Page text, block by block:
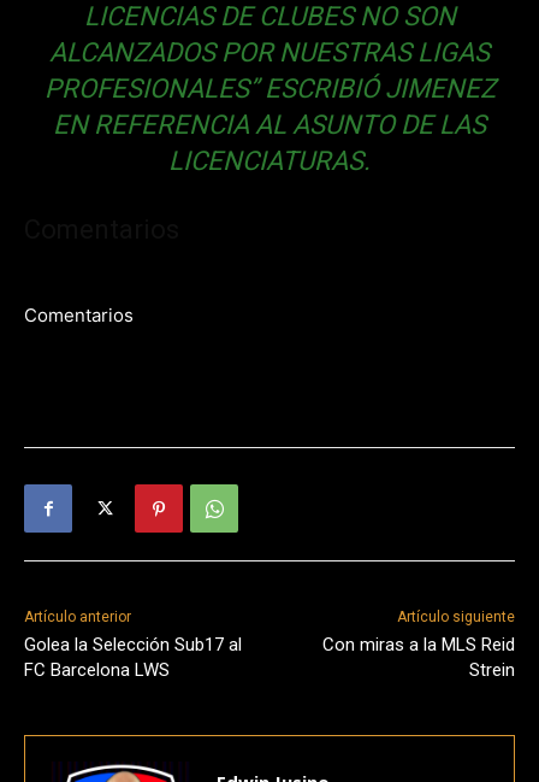
LICENCIAS DE CLUBES NO SON
ALCANZADOS POR NUESTRAS LIGAS
PROFESIONALES” ESCRIBIÓ JIMENEZ
EN REFERENCIA AL ASUNTO DE LAS
LICENCIATURAS.
Comentarios
Artículo anterior
Golea la Selección Sub17 al
FC Barcelona LWS
Artículo siguiente
Con miras a la MLS Reid
Strein